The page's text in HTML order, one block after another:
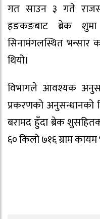
गत साउन ३ गते
हङकङबाट ब्रेक
सिनामंगलस्थित भन्सार
थियो।
विभागले आवश्यक
प्रकरणको अनुसन्धानको
बरामद हुँदा ब्रेक
६० किलो ७१६ ग्राम